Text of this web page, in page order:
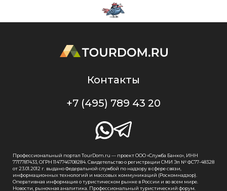
Контакты
+7 (495) 789 43 20
Профессиональный портал TourDom.ru — проект ООО «Служба Банко», ИНН
7717787433, ОГРН 1147746708284. Свидетельство о регистрации СМИ Эл № ФС77-48328
от 23.01.2012 г. выдано Федеральной службой по надзору в сфере связи,
информационных технологий и массовых коммуникаций (Роскомнадзор).
Оперативная информация о туристическом рынке в России и во всем мире.
Новости, рыночная аналитика. Профессиональный туристический форум.